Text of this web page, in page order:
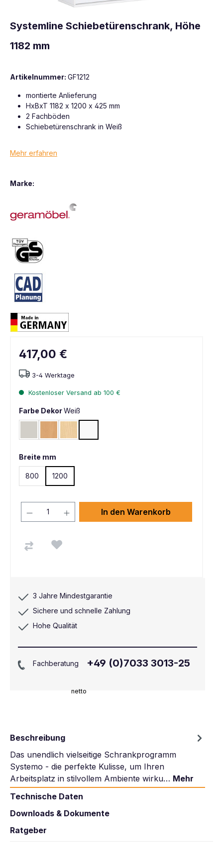
Systemline Schiebetürenschrank, Höhe
1182 mm
Artikelnummer: GF1212
montierte Anlieferung
HxBxT 1182 x 1200 x 425 mm
2 Fachböden
Schiebetürenschrank in Weiß
Mehr erfahren
Marke:
417,00 €
netto
3-4 Werktage
Kostenloser Versand ab 100 €
Farbe DekorWeiß
Breite mm
800 1200
In den Warenkorb
3 Jahre Mindestgarantie
Sichere und schnelle Zahlung
Hohe Qualität
Fachberatung +49 (0)7033 3013-25
Beschreibung
Das unendlich vielseitige Schrankprogramm
Systemo - die perfekte Kulisse, um Ihren
Arbeitsplatz in stilvollem Ambiente wirku… Mehr
Technische Daten
Downloads & Dokumente
Ratgeber